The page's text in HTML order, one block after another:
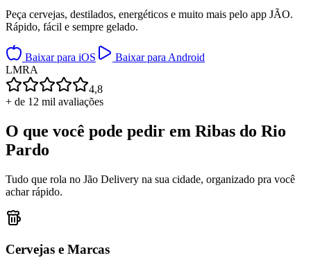
Peça cervejas, destilados, energéticos e muito mais pelo app JÃO.
Rápido, fácil e sempre gelado.
Baixar para iOS
Baixar para Android
LMRA
4,8
+ de 12 mil avaliações
O que você pode pedir em Ribas do Rio
Pardo
Tudo que rola no Jão Delivery na sua cidade, organizado pra você
achar rápido.
Cervejas e Marcas